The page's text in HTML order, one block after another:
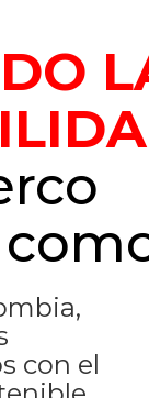
con el